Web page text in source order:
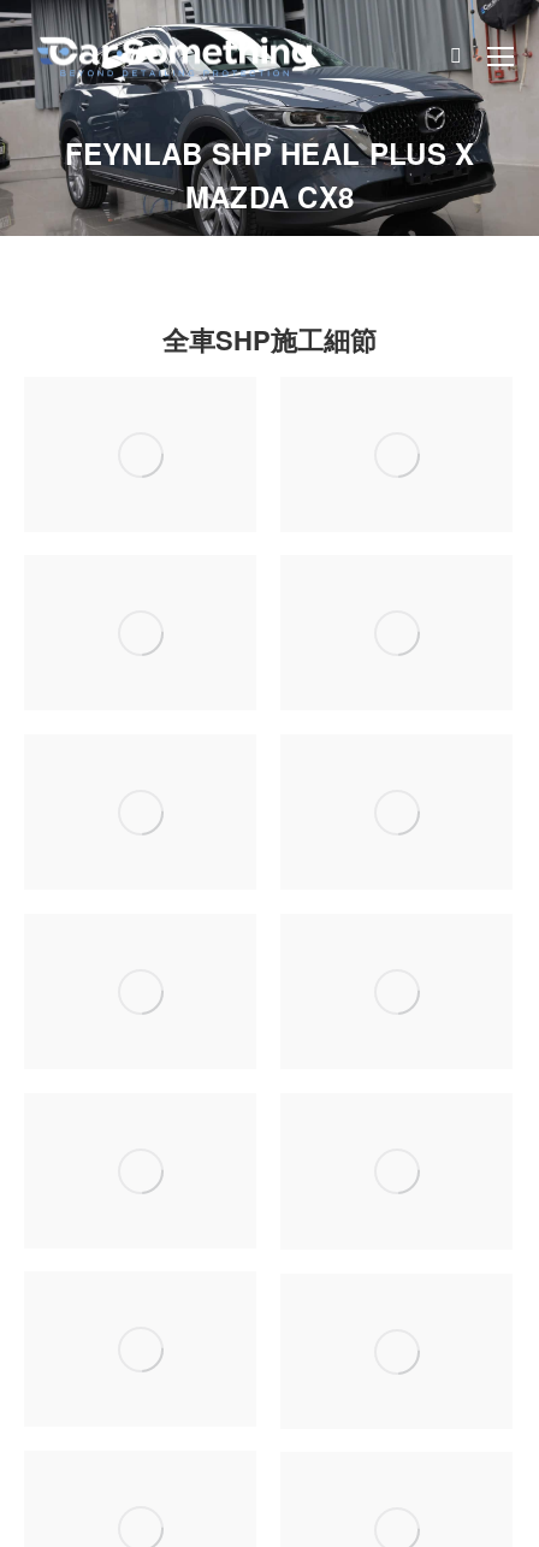
Search:
FEYNLAB SHP HEAL PLUS X
MAZDA CX8
全車SHP施工細節